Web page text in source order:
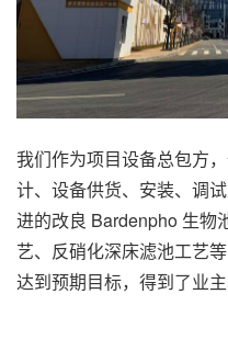
我们作为项目设备总包方
计、设备供货、安装、调
进的改良 Bardenpho 生物
艺、反硝化深床滤池工艺
达到预期目标，得到了业